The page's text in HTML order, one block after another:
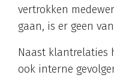
vertrokken
gaan, is er geen
Naast klantrelaties
ook interne